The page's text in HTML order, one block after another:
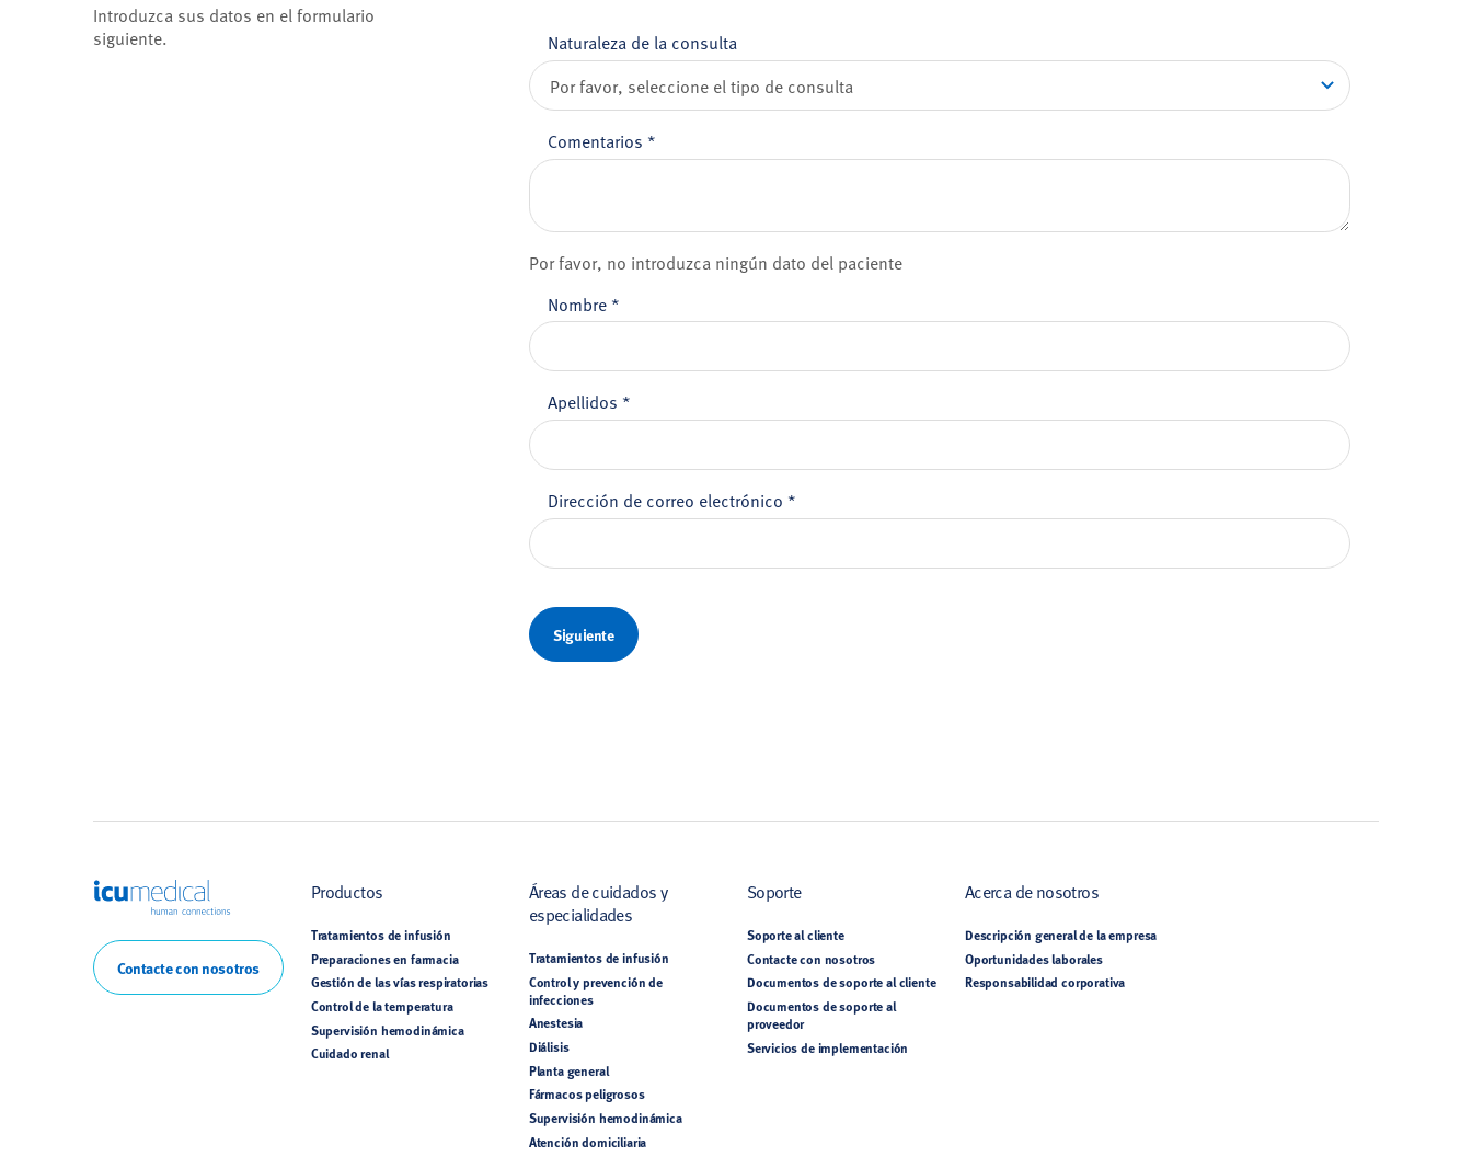
Introduzca sus datos en el formulario
siguiente.
Naturaleza de la consulta
Comentarios *
Por favor, no introduzca ningún dato del paciente
Nombre *
Apellidos *
Dirección de correo electrónico *
Siguiente
ICU Medical
Contacte con nosotros
Productos
Tratamientos de infusión
Preparaciones en farmacia
Gestión de las vías respiratorias
Control de la temperatura
Supervisión hemodinámica
Cuidado renal
Áreas de cuidados y
especialidades
Tratamientos de infusión
Control y prevención de
infecciones
Anestesia
Diálisis
Planta general
Fármacos peligrosos
Supervisión hemodinámica
Atención domiciliaria
Soporte
Soporte al cliente
Contacte con nosotros
Documentos de soporte al cliente
Documentos de soporte al
proveedor
Servicios de implementación
Acerca de nosotros
Descripción general de la empresa
Oportunidades laborales
Responsabilidad corporativa